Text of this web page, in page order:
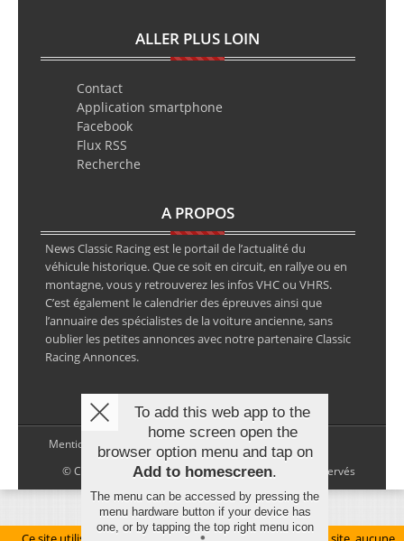
ALLER PLUS LOIN
Contact
Application smartphone
Facebook
Flux RSS
Recherche
A PROPOS
News Classic Racing est le portail de l’actualité du
véhicule historique. Que ce soit en circuit, en rallye ou en
montagne, vous y retrouverez les infos VHC ou VHRS.
C’est également le calendrier des épreuves ainsi que
l’annuaire des spécialistes de la voiture ancienne, sans
oublier les petites annonces avec notre partenaire Classic
Racing Annonces.
Mentions légales
© Copyright 2026 NewsClassicRacing, tous droits réservés
To add this web app to the
home screen open the
browser option menu and tap on
Add to homescreen.
The menu can be accessed by pressing the
menu hardware button if your device has
one, or by tapping the top right menu icon